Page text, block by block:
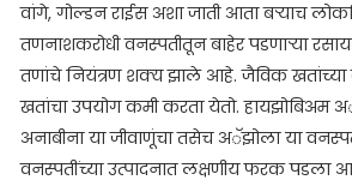
वांगे, गोल्डन राईस अशा जाती आता बऱ्याच
तणनाशकरोधी वनस्पतीतून बाहेर पडणाऱ्या
तणांचे नियंत्रण शक्य झाले आहे. जैविक खतांच्या
खतांचा उपयोग कमी करता येतो. हायझोबिअम
अनाबीना या जीवाणूंचा तसेच अॅझोला या
वनस्पतींच्या उत्पादनात लक्षणीय फरक पडला